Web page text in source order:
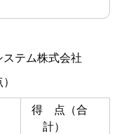
テム株式会社
）
得 点（合
計）